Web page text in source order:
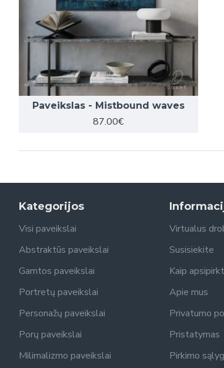
Paveikslas - Mistbound waves
87.00€
Kategorijos
Visi paveikslai
Abstraktūs paveikslai
Gamtos paveikslai
Portretų paveikslai
Personažų paveikslai
Porų paveikslai
Milimalizmo paveikslai
Virtualus
Susisiekite
Kaip
Apie mus
Privatumo
Pristatymas
Pirkimo